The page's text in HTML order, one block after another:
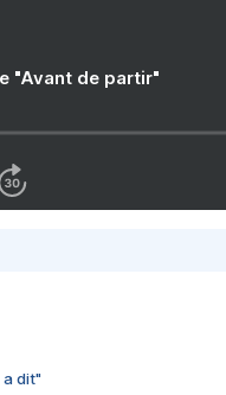
"Avant de partir"
a dit"